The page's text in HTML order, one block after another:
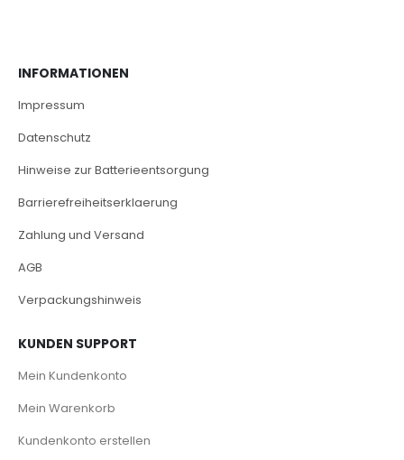
INFORMATIONEN
Impressum
Datenschutz
Hinweise zur Batterieentsorgung
Barrierefreiheitserklaerung
Zahlung und Versand
AGB
Verpackungshinweis
KUNDEN SUPPORT
Mein Kundenkonto
Mein Warenkorb
Kundenkonto erstellen